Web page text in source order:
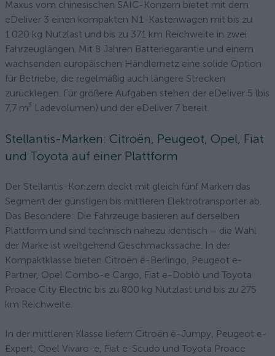
Maxus vom chinesischen SAIC-Konzern bietet mit dem
eDeliver 3 einen kompakten N1-Kastenwagen mit bis zu
1.020 kg Nutzlast und bis zu 371 km Reichweite in zwei
Fahrzeuglängen. Mit 8 Jahren Batteriegarantie und einem
wachsenden europäischen Händlernetz eine solide Option
für Betriebe, die regelmäßig auch längere Strecken
zurücklegen. Für größere Aufgaben stehen der eDeliver 5 (bis
7,7 m³ Ladevolumen) und der eDeliver 7 bereit.
Stellantis-Marken: Citroën, Peugeot, Opel, Fiat
und Toyota auf einer Plattform
Der Stellantis-Konzern deckt mit gleich fünf Marken das
Segment der günstigen bis mittleren Elektrotransporter ab.
Das Besondere: Die Fahrzeuge basieren auf derselben
Plattform und sind technisch nahezu identisch – die Wahl
der Marke ist weitgehend Geschmackssache. In der
Kompaktklasse bieten Citroën ë-Berlingo, Peugeot e-
Partner, Opel Combo-e Cargo, Fiat e-Doblò und Toyota
Proace City Electric bis zu 800 kg Nutzlast und bis zu 275
km Reichweite.
In der mittleren Klasse liefern Citroën ë-Jumpy, Peugeot e-
Expert, Opel Vivaro-e, Fiat e-Scudo und Toyota Proace